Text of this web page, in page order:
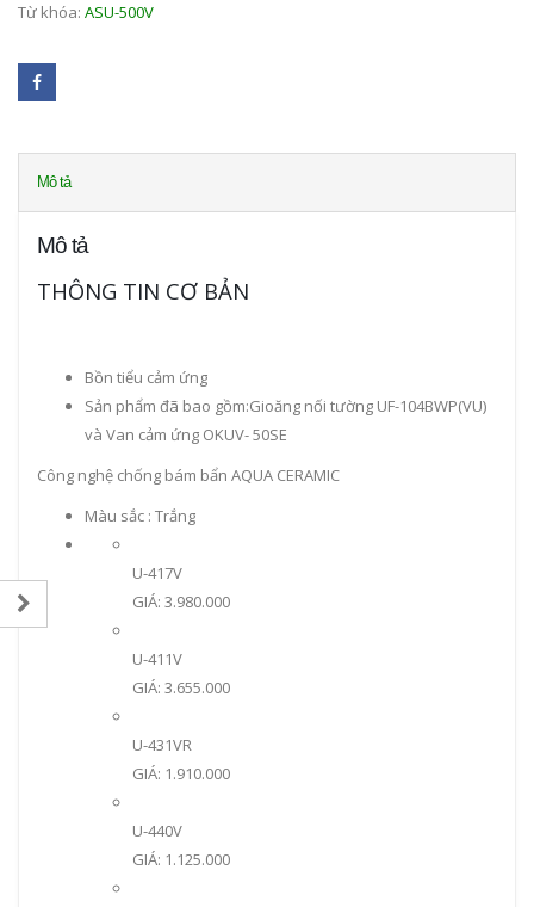
Từ khóa: ASU-500V
Mô tả
Mô tả
THÔNG TIN CƠ BẢN
Bồn tiểu cảm ứng
Sản phẩm đã bao gồm:Gioăng nối tường UF-104BWP(VU)
và Van cảm ứng OKUV- 50SE
Công nghệ chống bám bẩn AQUA CERAMIC
Màu sắc : Trắng
U-417V
GIÁ: 3.980.000
U-411V
GIÁ: 3.655.000
U-431VR
GIÁ: 1.910.000
U-440V
GIÁ: 1.125.000